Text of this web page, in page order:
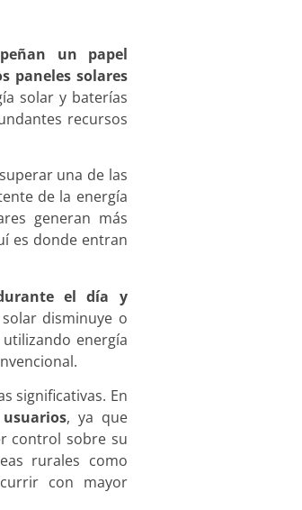
un papel
paneles solares
solar y baterías
recursos
una de las
de la energía
generan más
es donde entran
el día y
disminuye o
energía
significativas. En
, ya que
control sobre su
rurales como
con mayor